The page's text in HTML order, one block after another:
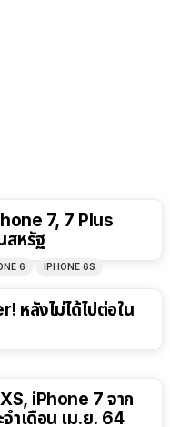
7, 7 Plus
สหรัฐ
6
IPHONE 6S
หลังไม่ได้ไปต่อใน
iPhone 7 จาก
ำเดือน เม.ย. 64